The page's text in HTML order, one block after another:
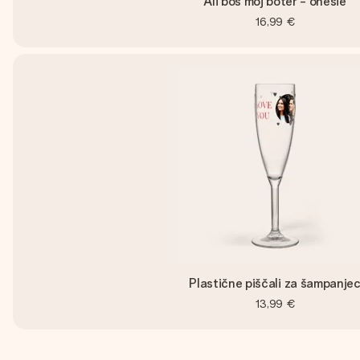
16,99 €
Plastične piščali za šampanjec
13,99 €